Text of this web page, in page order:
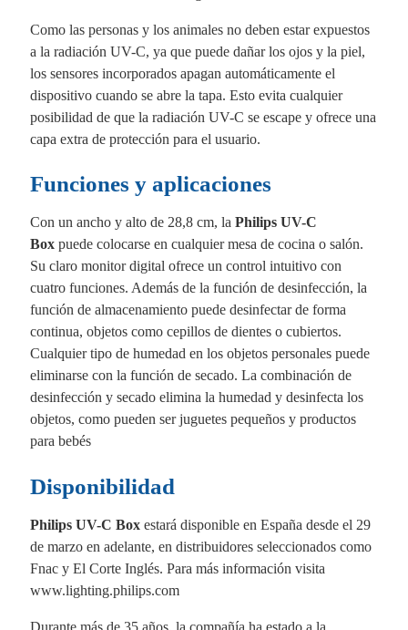
Como las personas y los animales no deben estar expuestos
a la radiación UV-C, ya que puede dañar los ojos y la piel,
los sensores incorporados apagan automáticamente el
dispositivo cuando se abre la tapa. Esto evita cualquier
posibilidad de que la radiación UV-C se escape y ofrece una
capa extra de protección para el usuario.
Funciones y aplicaciones
Con un ancho y alto de 28,8 cm, la Philips UV-C
Boxpuede colocarse en cualquier mesa de cocina o salón.
Su claro monitor digital ofrece un control intuitivo con
cuatro funciones. Además de la función de desinfección, la
función de almacenamiento puede desinfectar de forma
continua, objetos como cepillos de dientes o cubiertos.
Cualquier tipo de humedad en los objetos personales puede
eliminarse con la función de secado. La combinación de
desinfección y secado elimina la humedad y desinfecta los
objetos, como pueden ser juguetes pequeños y productos
para bebés
Disponibilidad
Philips UV-C Boxestará disponible en España desde el 29
de marzo en adelante, en distribuidores seleccionados como
Fnac y El Corte Inglés. Para más información visita
www.lighting.philips.com
Durante más de 35 años, la compañía ha estado a la